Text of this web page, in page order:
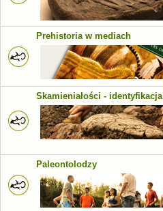
Prehistoria w mediach
Skamieniałości - identyfikacja
Paleontolodzy